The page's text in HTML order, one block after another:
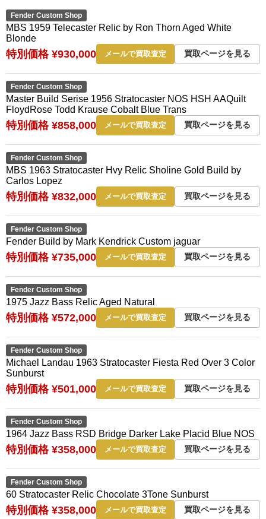
Fender Custom Shop
MBS 1959 Telecaster Relic by Ron Thorn Aged White
Blonde
特別価格 ¥930,000 メールで買取査定 買取ページを見る
Fender Custom Shop
Master Build Serise 1956 Stratocaster NOS HSH AAQuilt
FloydRose Todd Krause Cobalt Blue Trans
特別価格 ¥858,000 メールで買取査定 買取ページを見る
Fender Custom Shop
MBS 1963 Stratocaster Hvy Relic Sholine Gold Build by
Carlos Lopez
特別価格 ¥832,000 メールで買取査定 買取ページを見る
Fender Custom Shop
Fender Build by Mark Kendrick Custom jaguar
特別価格 ¥735,000 メールで買取査定 買取ページを見る
Fender Custom Shop
1975 Jazz Bass Relic Aged Natural
特別価格 ¥572,000 メールで買取査定 買取ページを見る
Fender Custom Shop
Michael Landau 1963 Stratocaster Fiesta Red Over 3 Color
Sunburst
特別価格 ¥501,000 メールで買取査定 買取ページを見る
Fender Custom Shop
1964 Jazz Bass RSD Bridge Darker Lake Placid Blue NOS
特別価格 ¥358,000 メールで買取査定 買取ページを見る
Fender Custom Shop
60 Stratocaster Relic Chocolate 3Tone Sunburst
特別価格 ¥358,000 メールで買取査定 買取ページを見る